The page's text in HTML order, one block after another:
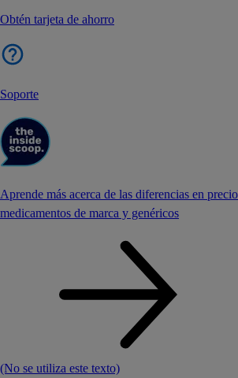
Obtén tarjeta de ahorro
Soporte
Aprende más acerca de las diferencias en
medicamentos de marca y genéricos
(No se utiliza este texto)